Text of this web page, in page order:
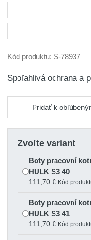
Kód produktu: S-78937
Spoľahlivá ochrana a
Pridať k
Zvoľte variant
Boty pracovní
HULK S3 40
111,70 € Kód
Boty pracovní
HULK S3 41
111,70 € Kód